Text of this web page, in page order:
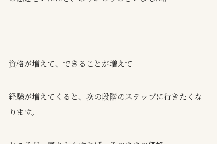
資格が増えて、できることが増えて
経験が増えてくると、次の段階のステップに行きたくな
ります。